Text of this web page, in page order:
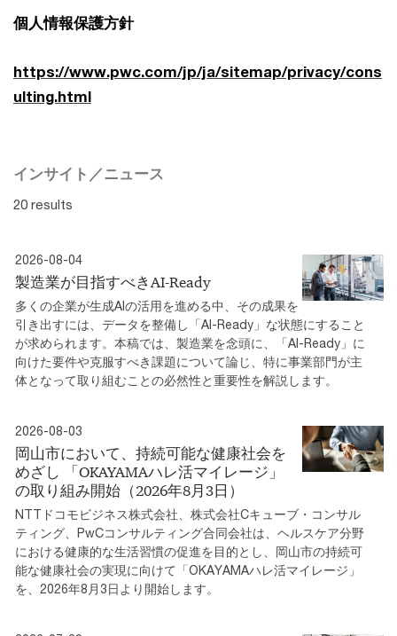
個人情報保護方針
https://www.pwc.com/jp/ja/sitemap/privacy/cons
ulting.html
インサイト／ニュース
20 results
2026-08-04
製造業が目指すべきAI-Ready
多くの企業が生成AIの活用を進める中、その成果を
引き出すには、データを整備し「AI-Ready」な状態にすること
が求められます。本稿では、製造業を念頭に、「AI-Ready」に
向けた要件や克服すべき課題について論じ、特に事業部門が主
体となって取り組むことの必然性と重要性を解説します。
2026-08-03
岡山市において、持続可能な健康社会を
めざし 「OKAYAMAハレ活マイレージ」
の取り組み開始（2026年8月3日）
NTTドコモビジネス株式会社、株式会社Cキューブ・コンサル
ティング、PwCコンサルティング合同会社は、ヘルスケア分野
における健康的な生活習慣の促進を目的とし、岡山市の持続可
能な健康社会の実現に向けて「OKAYAMAハレ活マイレージ」
を、2026年8月3日より開始します。